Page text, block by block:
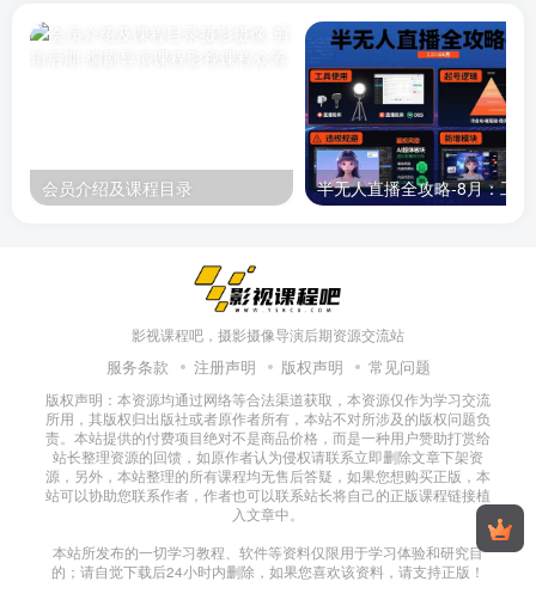
会员介绍及课程目录
影视课程吧，摄影摄像导演后期资源交流站
服务条款 注册声明 版权声明 常见问题
版权声明：本资源均通过网络等合法渠道获取，本资源仅作为学习交流
所用，其版权归出版社或者原作者所有，本站不对所涉及的版权问题负
责。本站提供的付费项目绝对不是商品价格，而是一种用户赞助打赏给
站长整理资源的回馈，如原作者认为侵权请联系立即删除文章下架资
源，另外，本站整理的所有课程均无售后答疑，如果您想购买正版，本
站可以协助您联系作者，作者也可以联系站长将自己的正版课程链接植
入文章中。
本站所发布的一切学习教程、软件等资料仅限用于学习体验和研究目
的；请自觉下载后24小时内删除，如果您喜欢该资料，请支持正版！